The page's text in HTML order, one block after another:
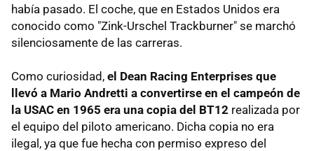
había pasado. El coche, que en Estados Unidos era
conocido como "Zink-Urschel Trackburner" se marchó
silenciosamente de las carreras.
Como curiosidad, el Dean Racing Enterprises que
llevó a Mario Andretti a convertirse en el campeón de
la USAC en 1965 era una copia del BT12 realizada por
el equipo del piloto americano. Dicha copia no era
ilegal, ya que fue hecha con permiso expreso del